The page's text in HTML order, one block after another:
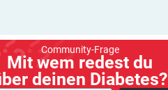
Community-Frage
Mit wem redest du
deinen Diabetes?